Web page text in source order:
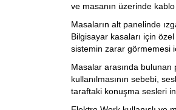
ve masanın üzerinde kablo
Masaların alt panelinde
Bilgisayar kasaları için
sistemin zarar görmemesi
Masalar arasında bulunan
kullanılmasının sebebi,
taraftaki konuşma sesleri